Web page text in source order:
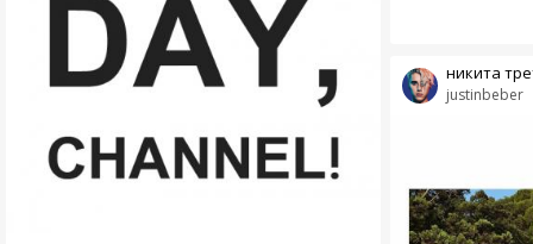
justinbeber
никита